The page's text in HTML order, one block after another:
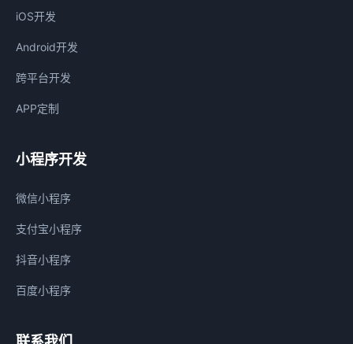
iOS开发
Android开发
跨平台开发
APP定制
小程序开发
微信小程序
支付宝小程序
抖音小程序
百度小程序